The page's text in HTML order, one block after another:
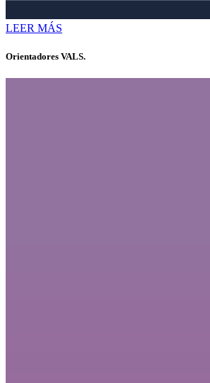
LEER MÁS
Orientadores VALS.